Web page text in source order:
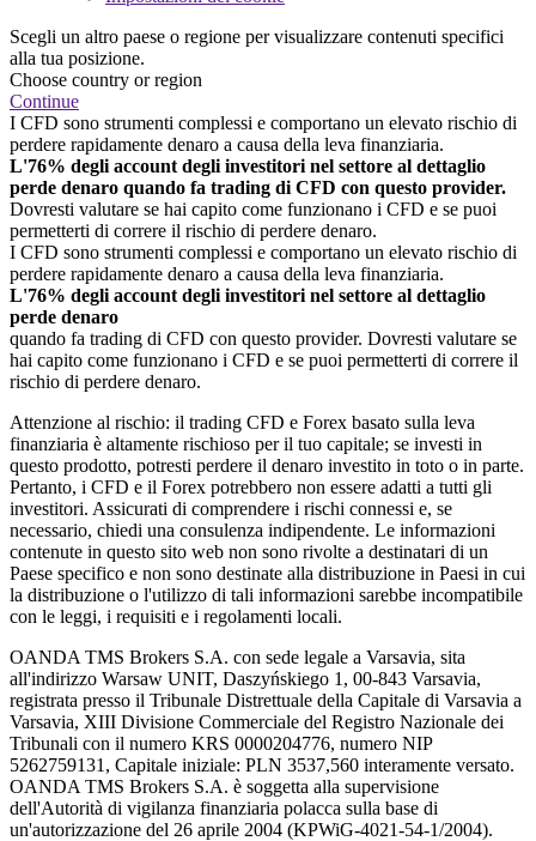
Scegli un altro paese o regione per visualizzare contenuti specifici
alla tua posizione.
Choose country or region
Continue
I CFD sono strumenti complessi e comportano un elevato rischio di
perdere rapidamente denaro a causa della leva finanziaria.
L'76% degli account degli investitori nel settore al dettaglio
perde denaro quando fa trading di CFD con questo provider.
Dovresti valutare se hai capito come funzionano i CFD e se puoi
permetterti di correre il rischio di perdere denaro.
I CFD sono strumenti complessi e comportano un elevato rischio di
perdere rapidamente denaro a causa della leva finanziaria.
L'76% degli account degli investitori nel settore al dettaglio
perde denaro
quando fa trading di CFD con questo provider. Dovresti valutare se
hai capito come funzionano i CFD e se puoi permetterti di correre il
rischio di perdere denaro.
Attenzione al rischio: il trading CFD e Forex basato sulla leva
finanziaria è altamente rischioso per il tuo capitale; se investi in
questo prodotto, potresti perdere il denaro investito in toto o in parte.
Pertanto, i CFD e il Forex potrebbero non essere adatti a tutti gli
investitori. Assicurati di comprendere i rischi connessi e, se
necessario, chiedi una consulenza indipendente. Le informazioni
contenute in questo sito web non sono rivolte a destinatari di un
Paese specifico e non sono destinate alla distribuzione in Paesi in cui
la distribuzione o l'utilizzo di tali informazioni sarebbe incompatibile
con le leggi, i requisiti e i regolamenti locali.
OANDA TMS Brokers S.A. con sede legale a Varsavia, sita
all'indirizzo Warsaw UNIT, Daszyńskiego 1, 00-843 Varsavia,
registrata presso il Tribunale Distrettuale della Capitale di Varsavia a
Varsavia, XIII Divisione Commerciale del Registro Nazionale dei
Tribunali con il numero KRS 0000204776, numero NIP
5262759131, Capitale iniziale: PLN 3537,560 interamente versato.
OANDA TMS Brokers S.A. è soggetta alla supervisione
dell'Autorità di vigilanza finanziaria polacca sulla base di
un'autorizzazione del 26 aprile 2004 (KPWiG-4021-54-1/2004).